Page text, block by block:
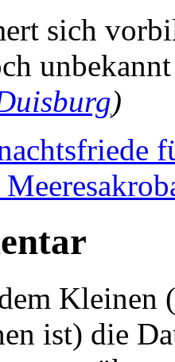
sich
)
Kleinen
ist) die